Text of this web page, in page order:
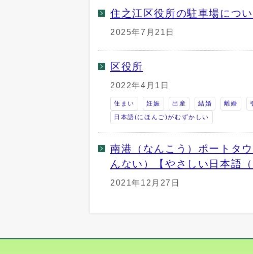
住之江区役所の駐車場につ
2025年7月21日
区役所
2022年4月1日
住まい 妊娠 出産 結婚 離婚
日本語(にほんご)がむずかしい
南港（なんこう）ポートタ
んない）【やさしい日本語（
2021年12月27日